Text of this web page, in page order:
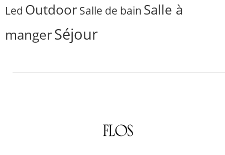
Led OutdoorSalle de bain Salle à
mangerSéjour